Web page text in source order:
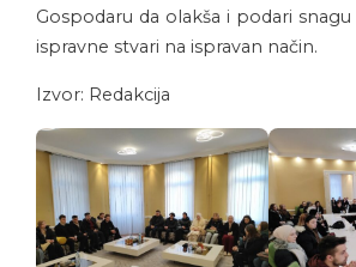
Gospodaru da olakša i podari
ispravne stvari na ispravan način.
Izvor: Redakcija